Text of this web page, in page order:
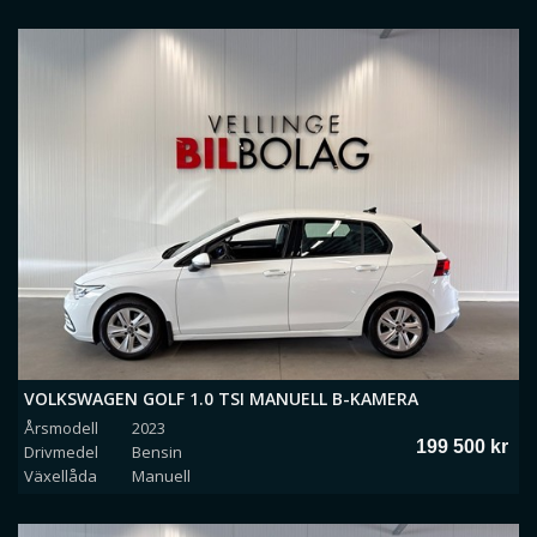
VOLKSWAGEN GOLF 1.0 TSI MANUELL B-KAMERA
RATTVÄRME
Årsmodell
2023
Drivmedel
Bensin
Växellåda
Manuell
199 500 kr